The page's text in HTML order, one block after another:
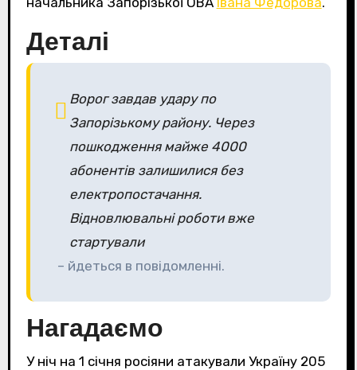
Деталі
Ворог завдав удару по
Запорізькому району. Через
пошкодження майже 4000
абонентів залишилися без
електропостачання.
Відновлювальні роботи вже
стартували
– йдеться в повідомленні.
Нагадаємо
У ніч на 1 січня росіяни атакували Україну 205